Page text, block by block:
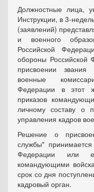
Должностные лица,
Инструкции, в 3-
(заявлений)
и военного
Российской
обороны Российской
присвоении
военные
Федерации в этот
приказов
личному составу о
управления кадров
Решение о
службы"
Федерации или
командующими
срок со дня
кадровый орган.